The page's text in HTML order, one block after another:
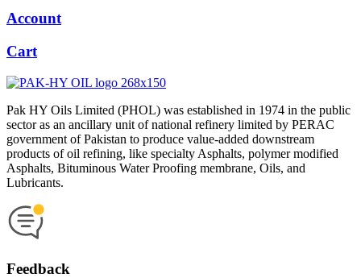
Account
Cart
Pak HY Oils Limited (PHOL) was established in 1974 in the public
sector as an ancillary unit of national refinery limited by PERAC
government of Pakistan to produce value-added downstream
products of oil refining, like specialty Asphalts, polymer modified
Asphalts, Bituminous Water Proofing membrane, Oils, and
Lubricants.
Feedback